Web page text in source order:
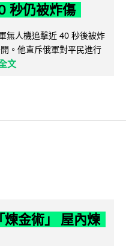
秒仍被炸傷
無人機追擊近 40 秒後被炸
。他直斥俄軍對平民進行
文
煉金術」 屋內煉